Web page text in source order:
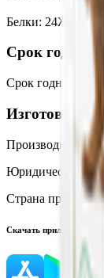
Белки: 24Жиры:
Срок годности
Срок годности
Изготовитель
Производитель:
Юридический
Страна
Скачать приложение